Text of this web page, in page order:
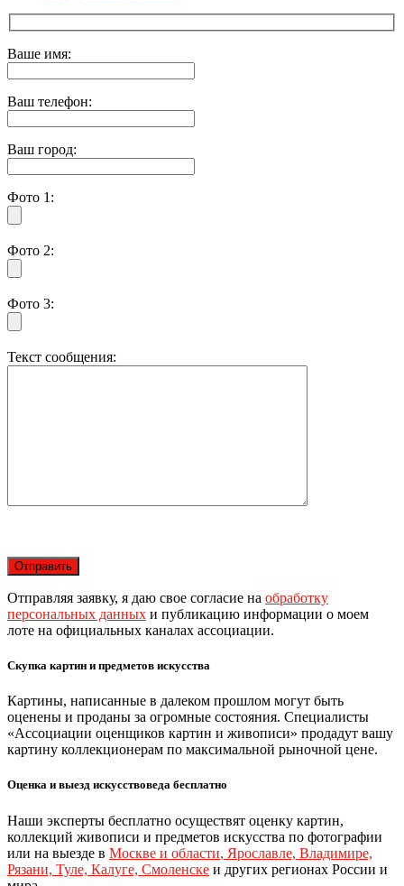
Ваше имя:
Ваш телефон:
Ваш город:
Фото 1:
Фото 2:
Фото 3:
Текст сообщения:
Отправляя заявку, я даю свое согласие на обработку
персональных данных и публикацию информации о моем
лоте на официальных каналах ассоциации.
Скупка картин и предметов искусства
Картины, написанные в далеком прошлом могут быть
оценены и проданы за огромные состояния. Специалисты
«Ассоциации оценщиков картин и живописи» продадут вашу
картину коллекционерам по максимальной рыночной цене.
Оценка и выезд искусствоведа бесплатно
Наши эксперты бесплатно осуществят оценку картин,
коллекций живописи и предметов искусства по фотографии
или на выезде в Москве и области, Ярославле, Владимире,
Рязани, Туле, Калуге, Смоленске и других регионах России и